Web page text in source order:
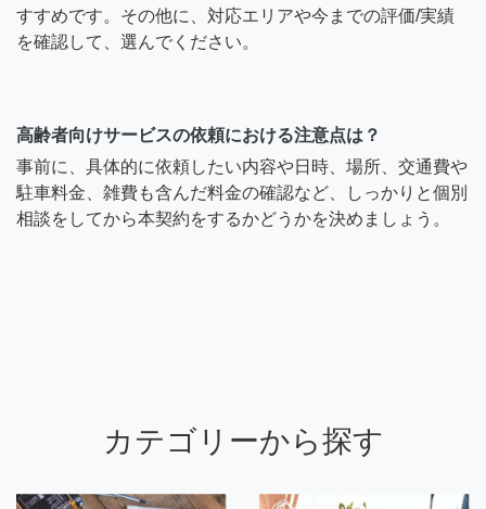
すすめです。その他に、対応エリアや今までの評価/実績
を確認して、選んでください。
高齢者向けサービスの依頼における注意点は？
事前に、具体的に依頼したい内容や日時、場所、交通費や
駐車料金、雑費も含んだ料金の確認など、しっかりと個別
相談をしてから本契約をするかどうかを決めましょう。
カテゴリーから探す